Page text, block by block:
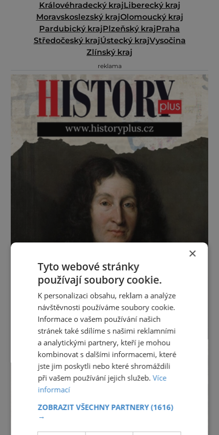
Královéhradecký krajLiberecký kraj
Moravskoslezský krajOlomoucký kraj
Pardubický krajPlzeňský krajPraha
Středočeský krajÚstecký krajVysočina
Zlínský kraj
reklama
×
Tyto webové stránky
používají soubory cookie.
K personalizaci obsahu, reklam a analýze
návštěvnosti používáme soubory cookie.
Informace o vašem používání našich
stránek také sdílíme s našimi reklamními
a analytickými partnery, kteří je mohou
kombinovat s dalšími informacemi, které
jste jim poskytli nebo které shromáždili
při vašem používání jejich služeb.Více
informací
ZOBRAZIT VŠECHNY PARTNERY(1616)
→